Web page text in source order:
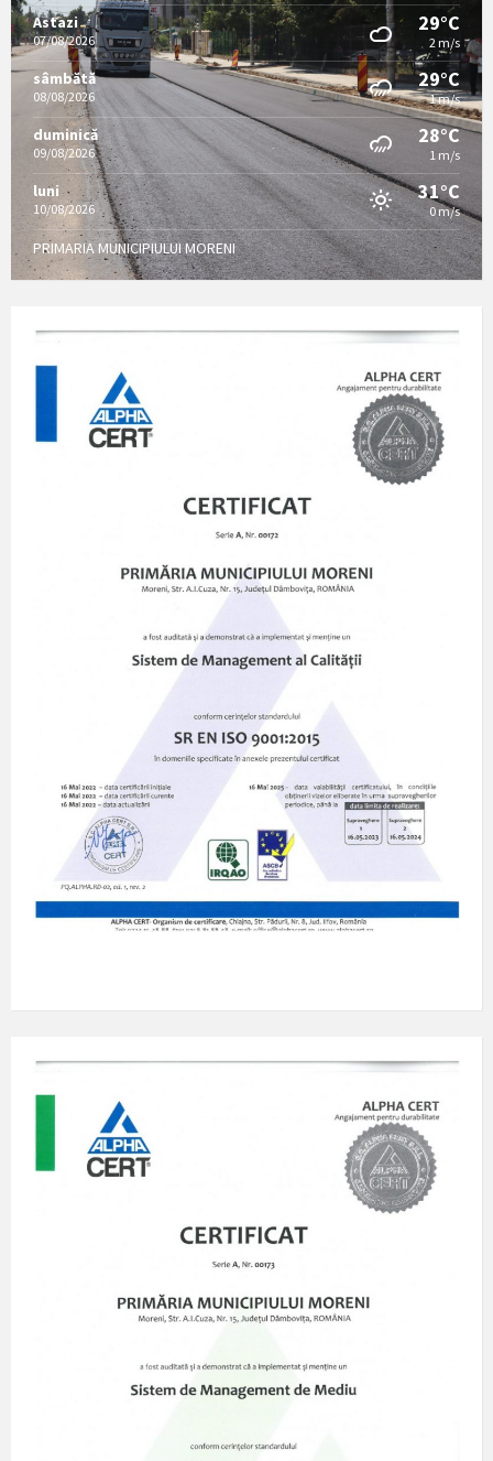
Astazi
07/08/2026
29°C
2 m/s
sâmbătă
08/08/2026
29°C
1 m/s
duminică
09/08/2026
28°C
1 m/s
luni
10/08/2026
31°C
0 m/s
PRIMARIA MUNICIPIULUI MORENI